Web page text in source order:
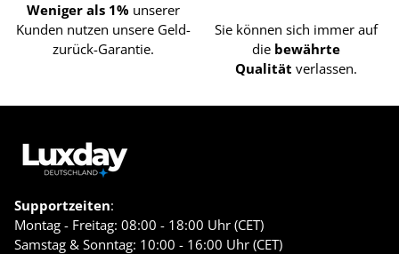
Weniger als 1% unserer
Kunden nutzen unsere Geld-
zurück-Garantie.
Sie können sich immer auf
die bewährte
Qualität verlassen.
Supportzeiten:
Montag - Freitag: 08:00 - 18:00 Uhr (CET)
Samstag & Sonntag: 10:00 - 16:00 Uhr (CET)